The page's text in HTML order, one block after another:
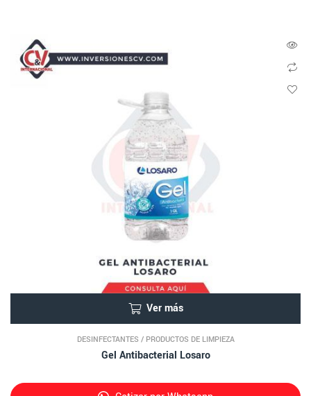
Ver más
DESINFECTANTES / PRODUCTOS DE LIMPIEZA
Gel Antibacterial Losaro